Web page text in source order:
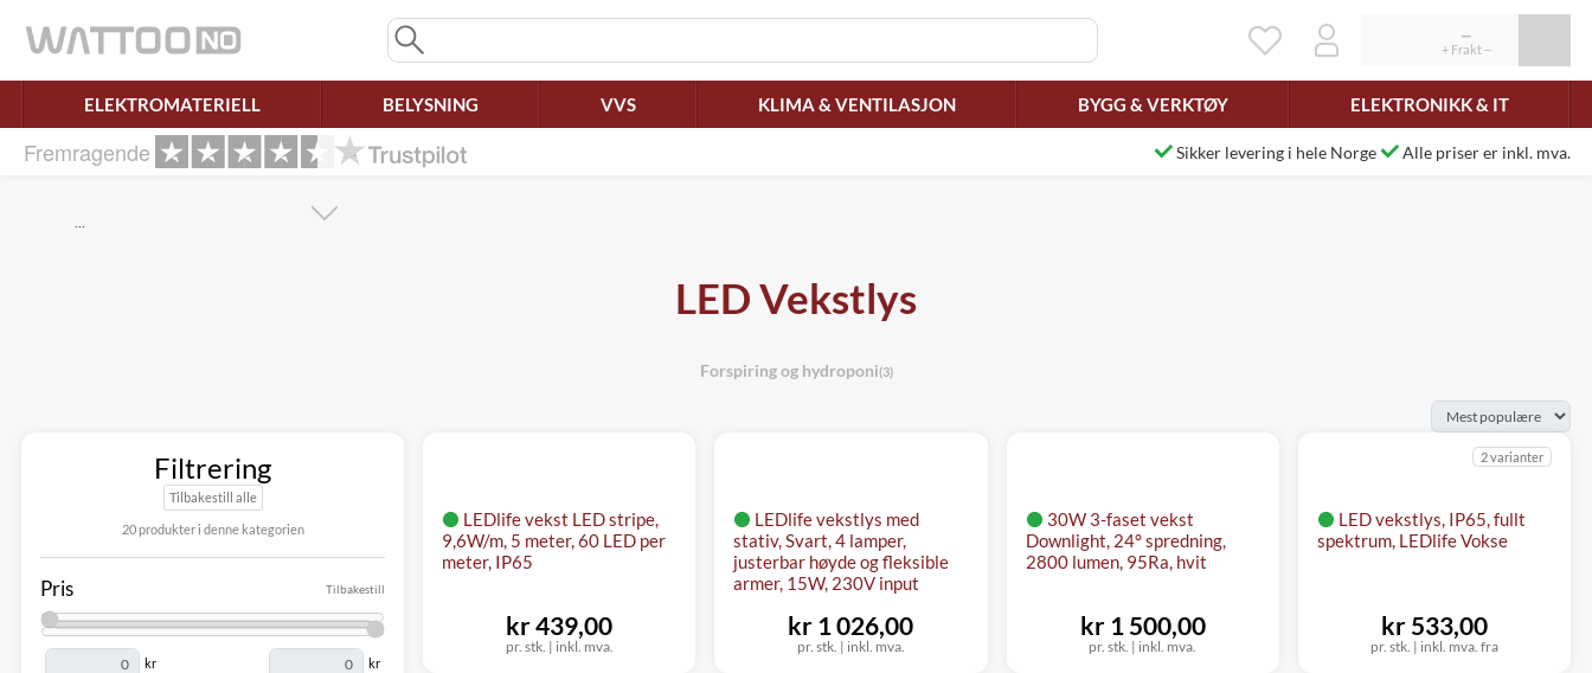
ELEKTROMATERIELL BELYSNING VVS KLIMA & VENTILASJON BYGG & VERKTØY ELEKTRONIKK & IT
Fremragende Sikker levering i hele Norge Alle priser er inkl. mva.
…
LED Vekstlys
Forspiring og hydroponi(3)
Filtrering
Tilbakestill alle
20 produkter i denne kategorien
Tilbakestill
Pris
kr kr
LEDlife vekst LED stripe,
9,6W/m, 5 meter, 60 LED per
meter, IP65
pr. stk. | inkl. mva.
kr 439,00
LEDlife vekstlys med
stativ, Svart, 4 lamper,
justerbar høyde og fleksible
armer, 15W, 230V input
pr. stk. | inkl. mva.
kr 1 026,00
30W 3-faset vekst
Downlight, 24° spredning,
2800 lumen, 95Ra, hvit
pr. stk. | inkl. mva.
kr 1 500,00
LED vekstlys, IP65, fullt
spektrum, LEDlife Vokse
2 varianter
pr. stk. | inkl. mva. fra
kr 533,00
Rett samtykke!